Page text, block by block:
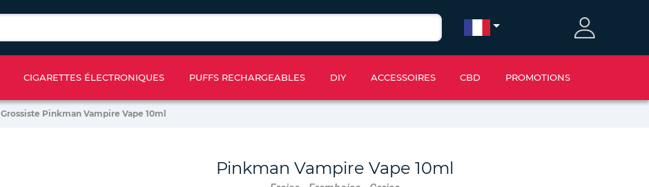
CIGARETTES ÉLECTRONIQUES PUFFS RECHARGEABLES DIY ACCESSOIRES CBD PROMOTIONS
Grossiste Pinkman Vampire Vape 10ml
Pinkman Vampire Vape 10ml